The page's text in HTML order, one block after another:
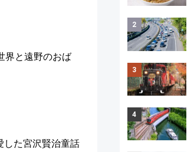
界と遠野のおば
した宮沢賢治童話